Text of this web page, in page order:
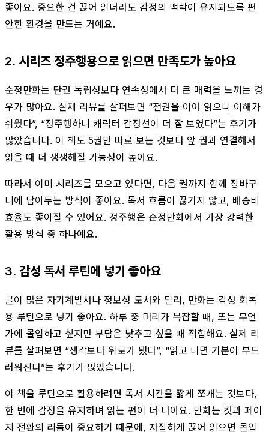
좋아요. 중요한 건 끊어 읽더라도 감정의 맥락이 유지되도록 편
안한 환경을 만드는 거예요.
2. 시리즈 정주행용으로 읽으면 만족도가 높아요
순정만화는 단권 독립성보다 연속성에서 더 큰 매력을 느끼는 경
우가 많아요. 실제 리뷰를 살펴보면 “전권을 이어 읽으니 이해가
쉬웠다”, “정주행하니 캐릭터 감정선이 더 잘 보였다”는 후기가
많았습니다. 이 책도 5권만 따로 보는 것보다 앞 권과 연결해서
읽을 때 더 생생해질 가능성이 높아요.
따라서 이미 시리즈를 모으고 있다면, 다음 권까지 함께 장바구
니에 담아두는 방식이 좋아요. 독서 흐름이 끊기지 않고, 배송비
효율도 좋아질 수 있어요. 정주행은 순정만화에서 가장 강력한
활용 방식 중 하나예요.
3. 감성 독서 루틴에 넣기 좋아요
글이 많은 자기계발서나 정보성 도서와 달리, 만화는 감성 회복
용 루틴으로 넣기 좋아요. 하루 중 머리가 복잡할 때, 또는 무언
가에 몰입하고 싶지만 부담은 낮추고 싶을 때 적합해요. 실제 리
뷰를 살펴보면 “생각보다 위로가 됐다”, “읽고 나면 기분이 부드
러워진다”는 후기가 많았습니다.
이 책을 루틴으로 활용하려면 독서 시간을 짧게 쪼개는 것보다,
한 번에 감정을 유지하며 읽는 편이 더 나아요. 만화는 컷과 페이
지 전환의 리듬이 중요하기 때문에, 자잘하게 끊어 읽으면 몰입